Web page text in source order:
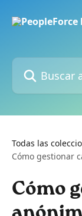
Buscar
Todas las
Cómo gestionar
Cómo